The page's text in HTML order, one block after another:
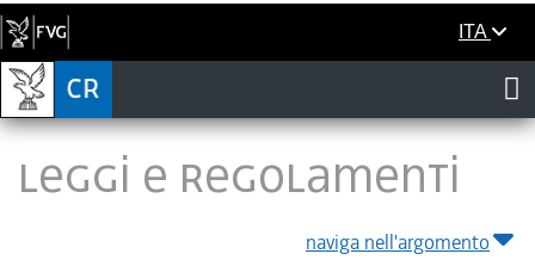
ITA
LEGGI E REGOLAMENTI
naviga nell'argomento